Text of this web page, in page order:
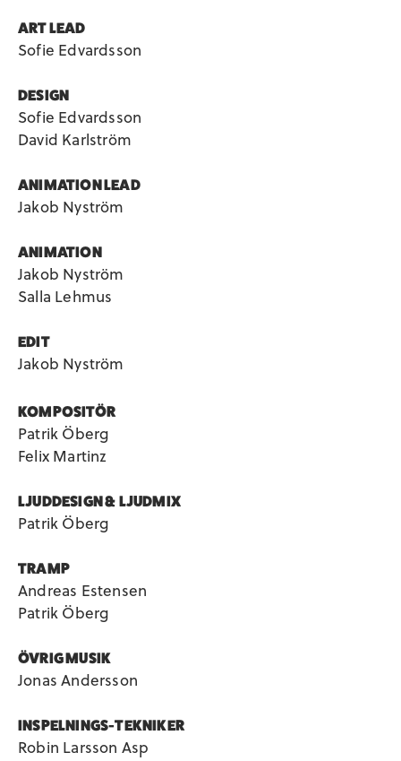
ART LEAD
Sofie Edvardsson
DESIGN
Sofie Edvardsson
David Karlström
ANIMATION LEAD
Jakob Nyström
ANIMATION
Jakob Nyström
Salla Lehmus
EDIT
Jakob Nyström
KOMPOSITÖR
Patrik Öberg
Felix Martinz
LJUDDESIGN & LJUDMIX
Patrik Öberg
TRAMP
Andreas Estensen
Patrik Öberg
ÖVRIG MUSIK
Jonas Andersson
INSPELNINGS-TEKNIKER
Robin Larsson Asp